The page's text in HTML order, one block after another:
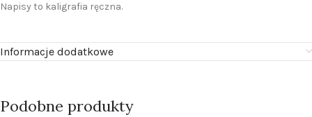
Napisy to kaligrafia ręczna.
Informacje dodatkowe
Podobne produkty